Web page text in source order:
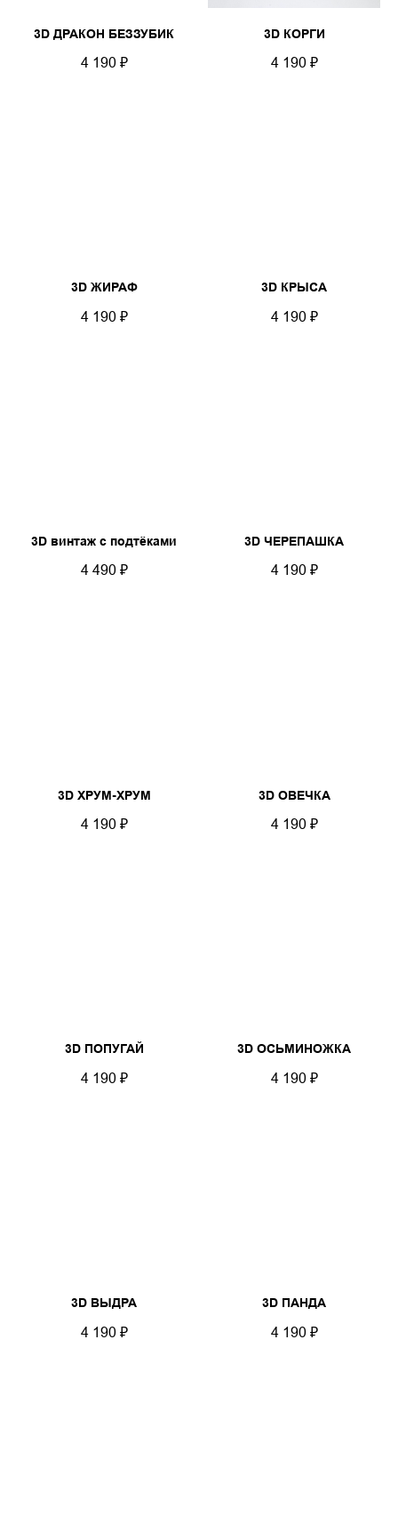
3D ДРАКОН БЕЗЗУБИК
4 190 ₽
3D КОРГИ
4 190 ₽
3D ЖИРАФ
4 190 ₽
3D КРЫСА
4 190 ₽
3D винтаж с подтёками
4 490 ₽
3D ЧЕРЕПАШКА
4 190 ₽
3D ХРУМ-ХРУМ
4 190 ₽
3D ОВЕЧКА
4 190 ₽
3D ПОПУГАЙ
4 190 ₽
3D ОСЬМИНОЖКА
4 190 ₽
3D ВЫДРА
4 190 ₽
3D ПАНДА
4 190 ₽